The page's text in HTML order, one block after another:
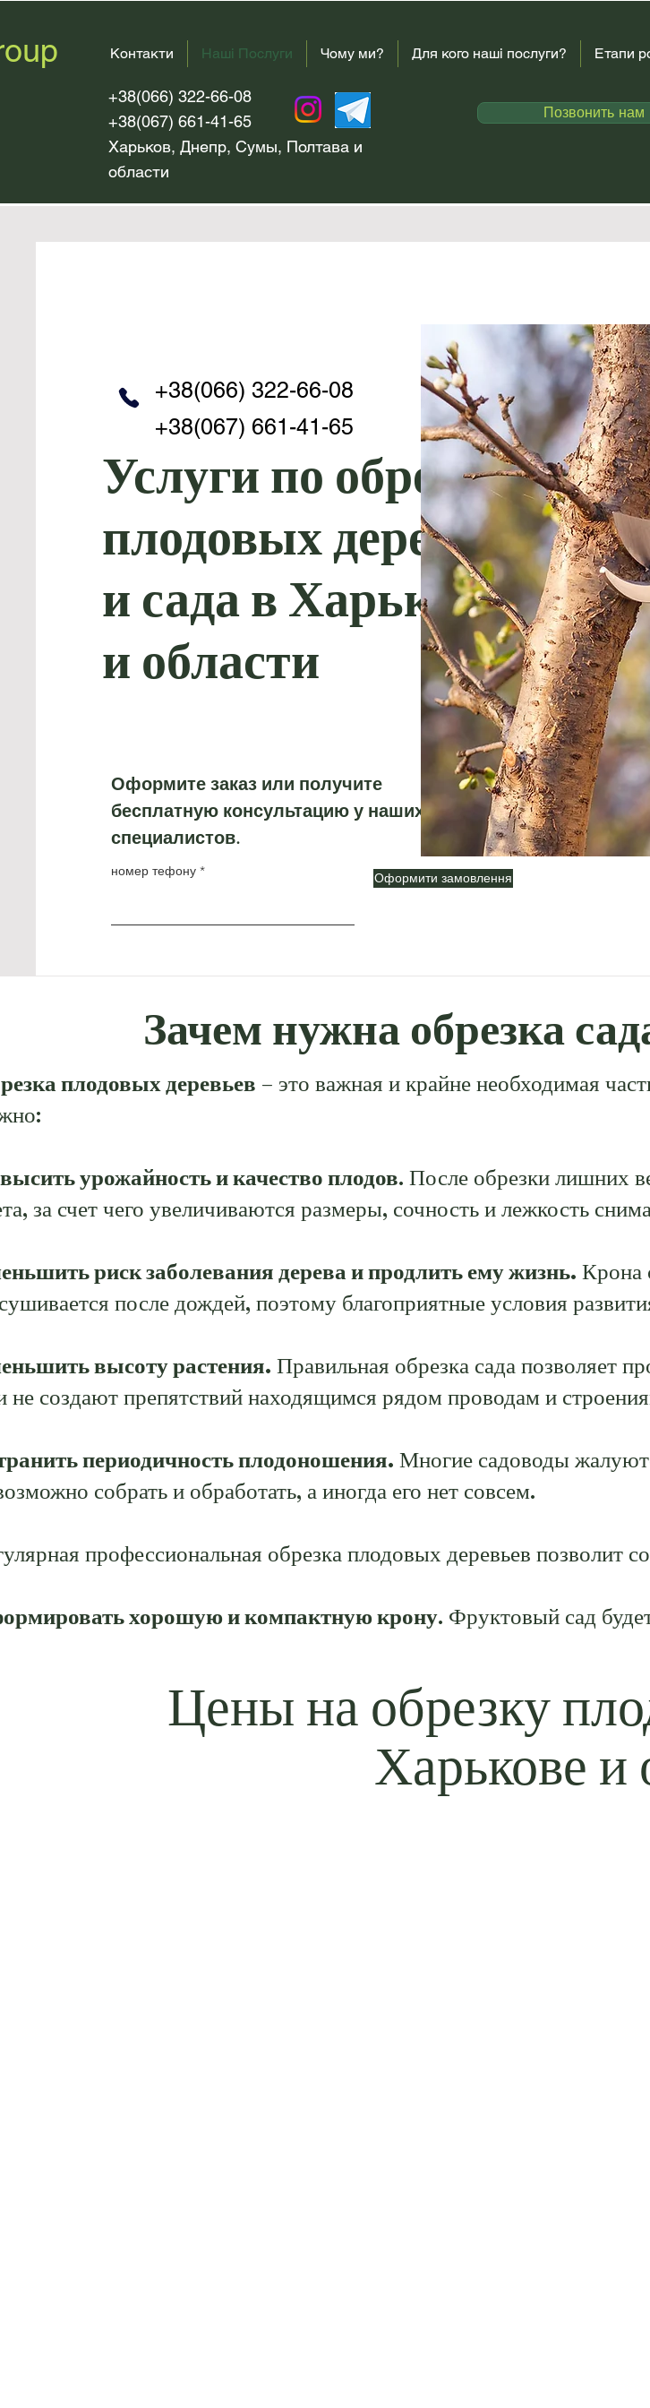
Контакти Наші Послуги Чому ми? Для кого наші послуги? Етапи
+38(066) 322-66-08
+38(067) 661-41-65
Харьков, Днепр, Сумы, Полтава и
области
Позвонить нам
Услуги по обрезке
плодовых деревьев
и сада в Харькове
и области
+38(066) 322-66-08
+38(067) 661-41-65
Оформите заказ или получите
бесплатную консультацию у наших
специалистов.
номер тефону Оформити замовлення
Зачем нужна обрезка
плодовых деревьев – это важная и крайне необходимая
урожайность и качество плодов. После обрезки лишних
за счет чего увеличиваются размеры, сочность и лежкость
риск заболевания дерева и продлить ему жизнь. Крона
после дождей, поэтому благоприятные условия
высоту растения. Правильная обрезка сада позволяет
не создают препятствий находящимся рядом проводам и
периодичность плодоношения. Многие садоводы
собрать и обработать, а иногда его нет совсем.
профессиональная обрезка плодовых деревьев позволит
хорошую и компактную крону. Фруктовый сад
Цены на обрезку
Харькове и